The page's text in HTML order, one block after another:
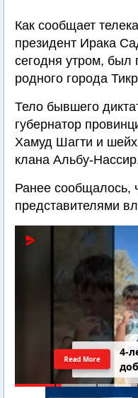
Как сообщает
президент Ирака
сегодня утром, был
родного города
Тело бывшего
губернатор
Хамуд Шагти и
клана Альбу-
Ранее сообщалось,
представителями
4-
Read More